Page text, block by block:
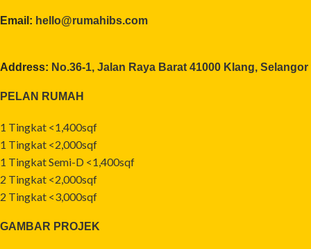
Email: hello@rumahibs.com
Address: No.36-1, Jalan Raya Barat 41000 Klang, Selangor
PELAN RUMAH
1 Tingkat <1,400sqf
1 Tingkat <2,000sqf
1 Tingkat Semi-D <1,400sqf
2 Tingkat <2,000sqf
2 Tingkat <3,000sqf
GAMBAR PROJEK